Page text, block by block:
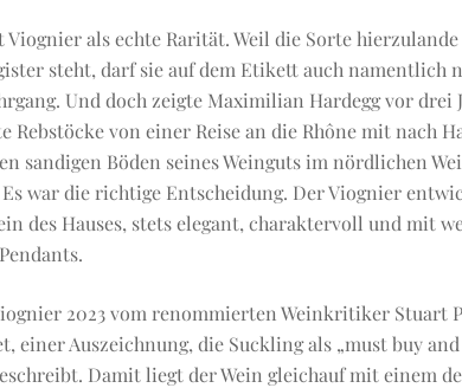
als echte Rarität. Weil die Sorte
steht, darf sie auf dem Etikett auch namentlich
Und doch zeigte Maximilian Hardegg vor
Rebstöcke von einer Reise an die Rhône mit nach
sandigen Böden seines Weinguts im nördlichen
war die richtige Entscheidung. Der Viognier
des Hauses, stets elegant, charaktervoll und mit
2023 vom renommierten Weinkritiker Stuart
einer Auszeichnung, die Suckling als „must buy
Damit liegt der Wein gleichauf mit einem